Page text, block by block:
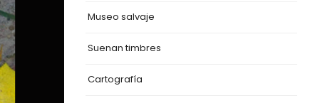
Museo salvaje
Suenan timbres
Cartografía